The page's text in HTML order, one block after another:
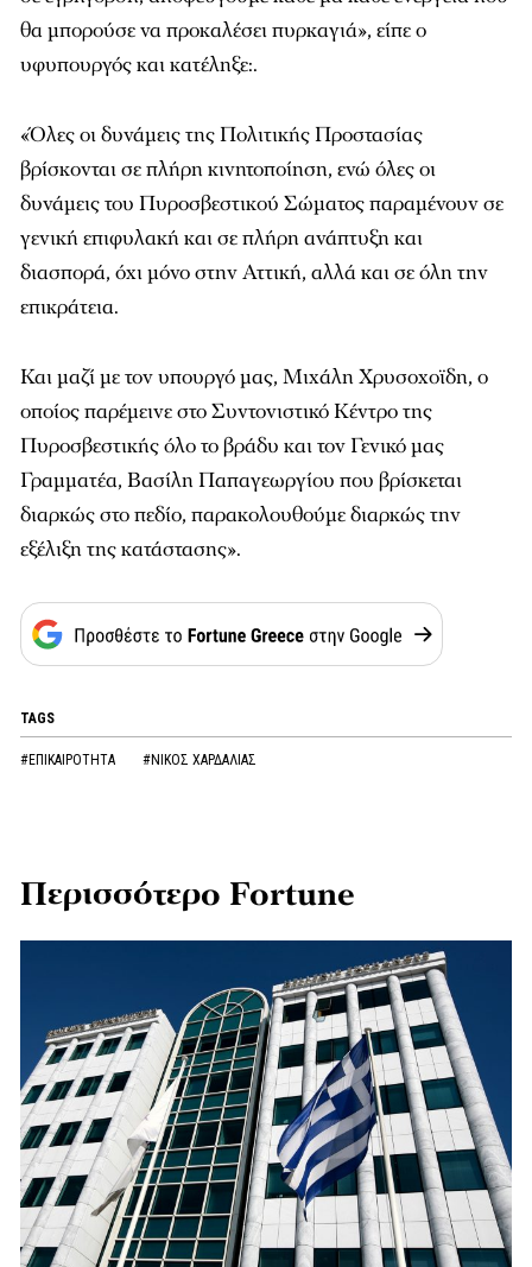
θα μπορούσε να προκαλέσει πυρκαγιά», είπε ο
υφυπουργός και κατέληξε:.
«Όλες οι δυνάμεις της Πολιτικής Προστασίας
βρίσκονται σε πλήρη κινητοποίηση, ενώ όλες οι
δυνάμεις του Πυροσβεστικού Σώματος παραμένουν σε
γενική επιφυλακή και σε πλήρη ανάπτυξη και
διασπορά, όχι μόνο στην Αττική, αλλά και σε όλη την
επικράτεια.
Και μαζί με τον υπουργό μας, Μιχάλη Χρυσοχοϊδη, ο
οποίος παρέμεινε στο Συντονιστικό Κέντρο της
Πυροσβεστικής όλο το βράδυ και τον Γενικό μας
Γραμματέα, Βασίλη Παπαγεωργίου που βρίσκεται
διαρκώς στο πεδίο, παρακολουθούμε διαρκώς την
εξέλιξη της κατάστασης».
TAGS
#ΕΠΙΚΑΙΡΟΤΗΤΑ #ΝΙΚΟΣ ΧΑΡΔΑΛΙΑΣ
Περισσότερο Fortune